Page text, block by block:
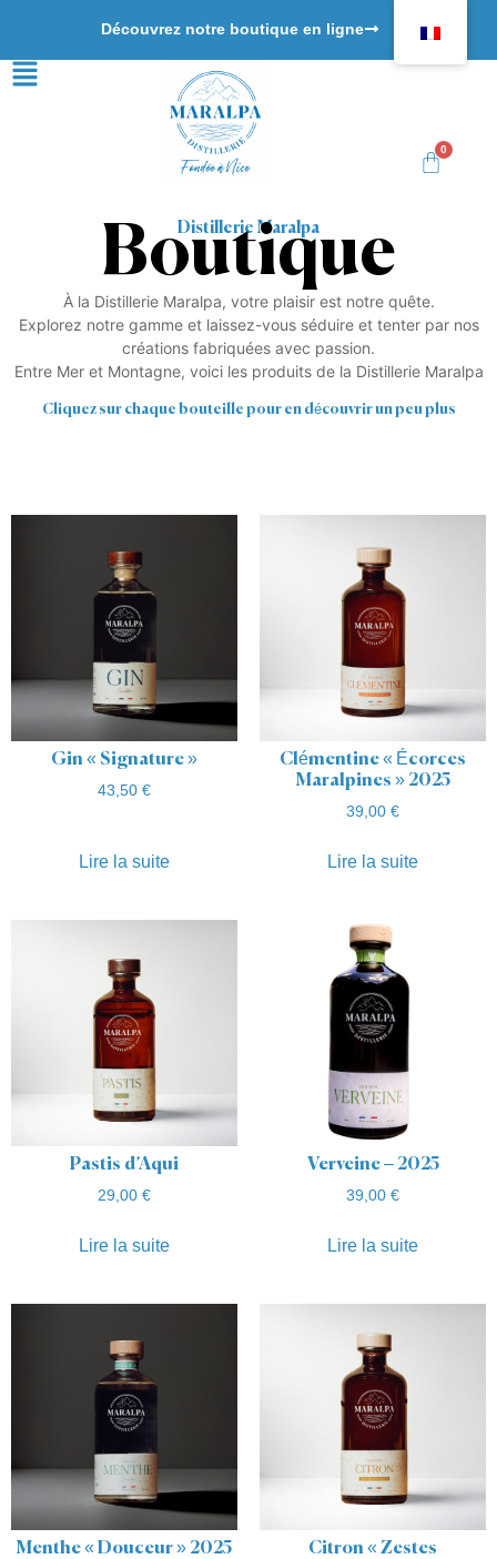
Découvrez notre boutique en ligne
0
Distillerie Maralpa
Boutique
À la Distillerie Maralpa, votre plaisir est notre quête.
Explorez notre gamme et laissez-vous séduire et tenter par nos
créations fabriquées avec passion.
Entre Mer et Montagne, voici les produits de la Distillerie Maralpa
Cliquez sur chaque bouteille pour en découvrir un peu plus
Gin « Signature »
43,50 €
Lire la suite
Clémentine « Écorces
Maralpines » 2025
39,00 €
Lire la suite
Pastis d’Aqui
29,00 €
Lire la suite
Verveine – 2025
39,00 €
Lire la suite
Menthe « Douceur » 2025
Citron « Zestes